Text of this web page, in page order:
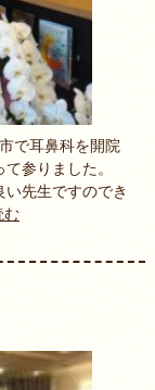
で耳鼻科を開院
て参りました。
先生ですのでき
む